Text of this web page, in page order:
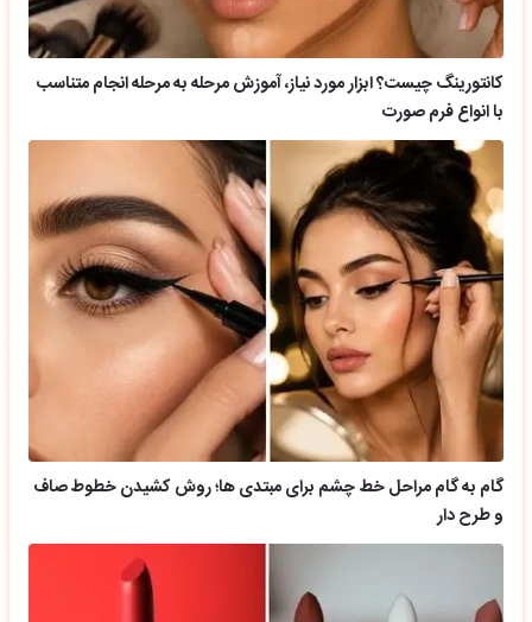
کانتورینگ چیست؟ ابزار مورد نیاز، آموزش مرحله به مرحله انجام متناسب
با انواع فرم صورت
گام به گام مراحل خط چشم برای مبتدی ها؛ روش کشیدن خطوط صاف
و طرح دار